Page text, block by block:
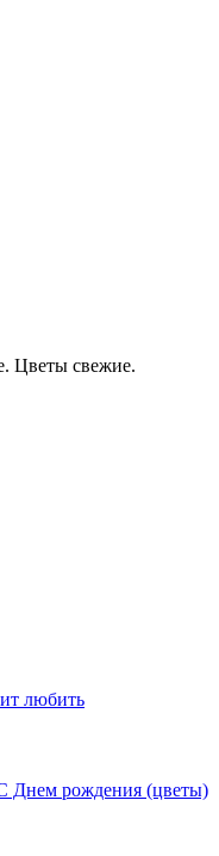
Цветы свежие.
любить
Днем рождения (цветы)